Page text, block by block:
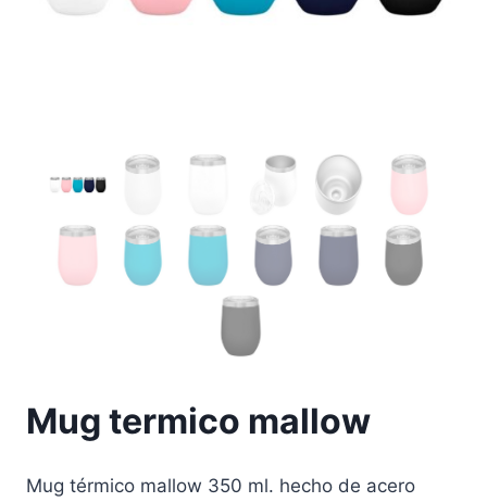
Mug termico mallow
Mug térmico mallow 350 ml. hecho de acero